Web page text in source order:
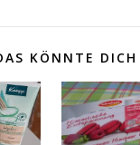
KÖNNTE DICH